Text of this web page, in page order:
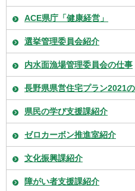
ACE県庁「健康経営」
選挙管理委員会紹介
内水面漁場管理委員会の仕事
長野県県営住宅プラン2021
県民の学び支援課紹介
ゼロカーボン推進室紹介
文化振興課紹介
障がい者支援課紹介